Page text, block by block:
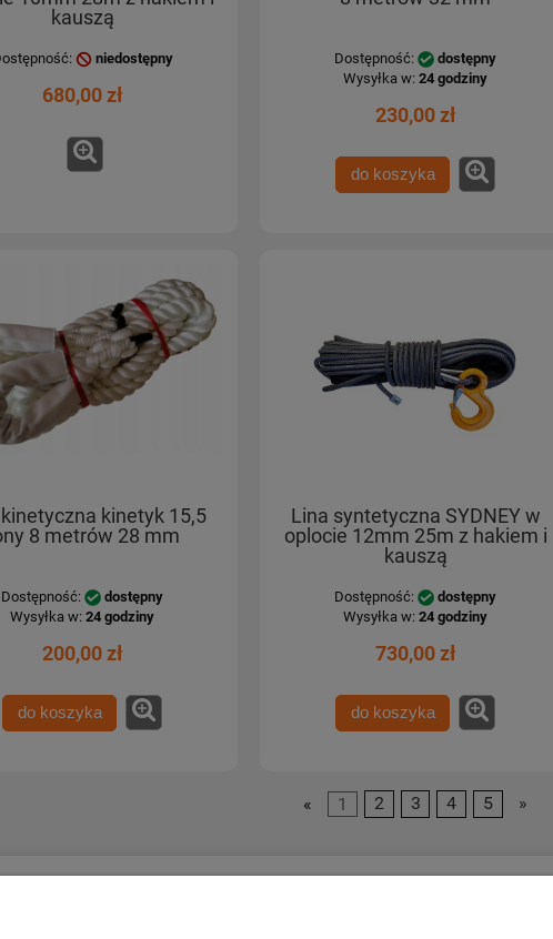
kauszą
niedostępny
680,00 zł
Dostępność:
dostępny
Wysyłka w: 24 godziny
230,00 zł
do koszyka
kinetyk 15,5
8 metrów 28 mm
Dostępność:
dostępny
Wysyłka w: 24 godziny
200,00 zł
do koszyka
Lina syntetyczna SYDNEY w
oplocie 12mm 25m z hakiem i
kauszą
Dostępność:
dostępny
Wysyłka w: 24 godziny
730,00 zł
do koszyka
« 1 2 3 4 5 »